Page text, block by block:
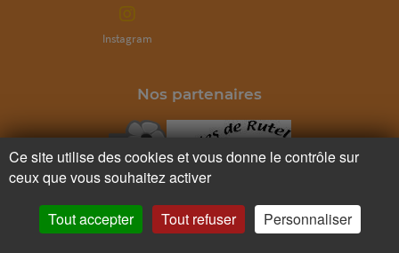
Instagram
Nos partenaires
Ce site utilise des cookies et vous donne le contrôle sur
ceux que vous souhaitez activer
Tout accepter Tout refuser Personnaliser